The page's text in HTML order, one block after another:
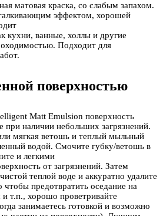
матовая краска, со слабым запахом.
эффектом, хорошей
кухни, ванные, холлы и другие
Подходит для
поверхностью
Matt Emulsion поверхность
при наличии небольших загрязнений.
мягкая ветошь и теплый мыльный
водой. Смочите губку/ветошь в
и легкими
от загрязнений. Затем
теплой воде и аккуратно удалите
предотвратить оседание на
т.п., хорошо проветривайте
занимаетесь готовкой и возможно